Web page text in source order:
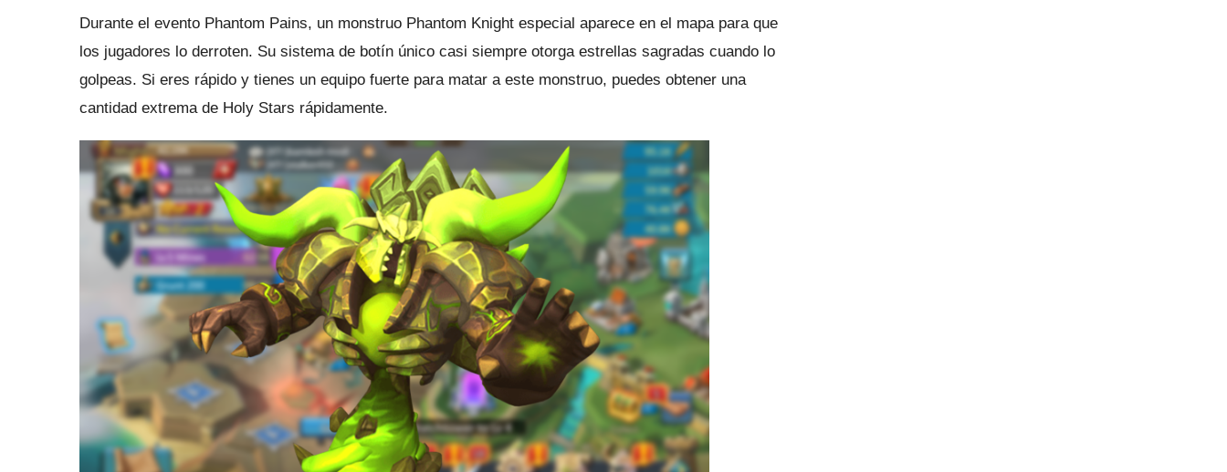
Durante el evento Phantom Pains, un monstruo Phantom Knight especial aparece en el mapa para que
los jugadores lo derroten. Su sistema de botín único casi siempre otorga estrellas sagradas cuando lo
golpeas. Si eres rápido y tienes un equipo fuerte para matar a este monstruo, puedes obtener una
cantidad extrema de Holy Stars rápidamente.